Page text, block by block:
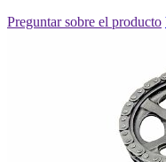
Preguntar sobre el producto